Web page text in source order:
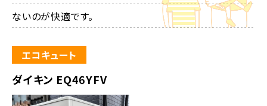
ないのが快適です。
エコキュート
ダイキン EQ46YFV